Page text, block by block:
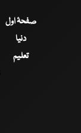
صفحۂ اول
دنیا
تعلیم